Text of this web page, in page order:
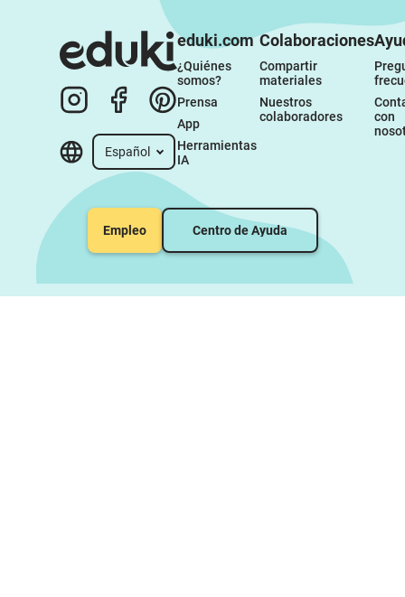
Español
eduki.com
¿Quiénes
somos?
Prensa
App
Herramientas
IA
Colaboraciones
Compartir
materiales
Nuestros
colaboradores
con
Empleo Centro de Ayuda